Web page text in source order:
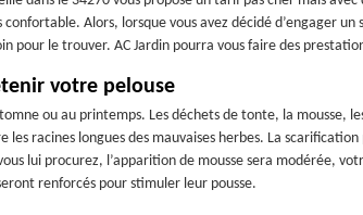
Alors, lorsque vous avez décidé d’engager
pour le trouver. AC Jardin pourra vous faire des
votre pelouse
ou au printemps. Les déchets de tonte, la mousse,
racines longues des mauvaises herbes. La
lui procurez, l’apparition de mousse sera modérée,
renforcés pour stimuler leur pousse.